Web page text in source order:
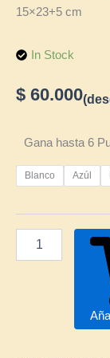
15×23+5 cm
In Stock
$ 60.000
Gana hasta 6
Blanco Azúl
Diamante
250grm
con
y
Con
Zipper
x